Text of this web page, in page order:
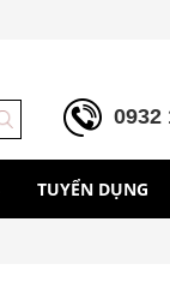
0932
TUYỂN DỤNG